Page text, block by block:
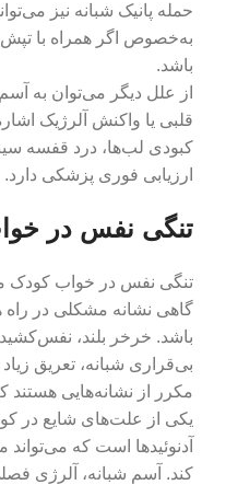
حمله پانیک شبانه نیز
به‌خصوص اگر همراه با
باشد.
از علل دیگر می‌توان به
قلبی یا واکنش آلرژیک
کبودی لب‌ها، درد قفسه سینه
ارزیابی فوری پزشکی دارد.
تنگی نفس در
تنگی نفس در خواب کودک
گاهی نشانه مشکلی در راه
باشد. خرخر بلند،
بی‌قراری شبانه، تعریق
مکرر از نشانه‌هایی هستند
یکی از علت‌های شایع در
آدنوئیدها است که
کند. آسم شبانه، آلرژی